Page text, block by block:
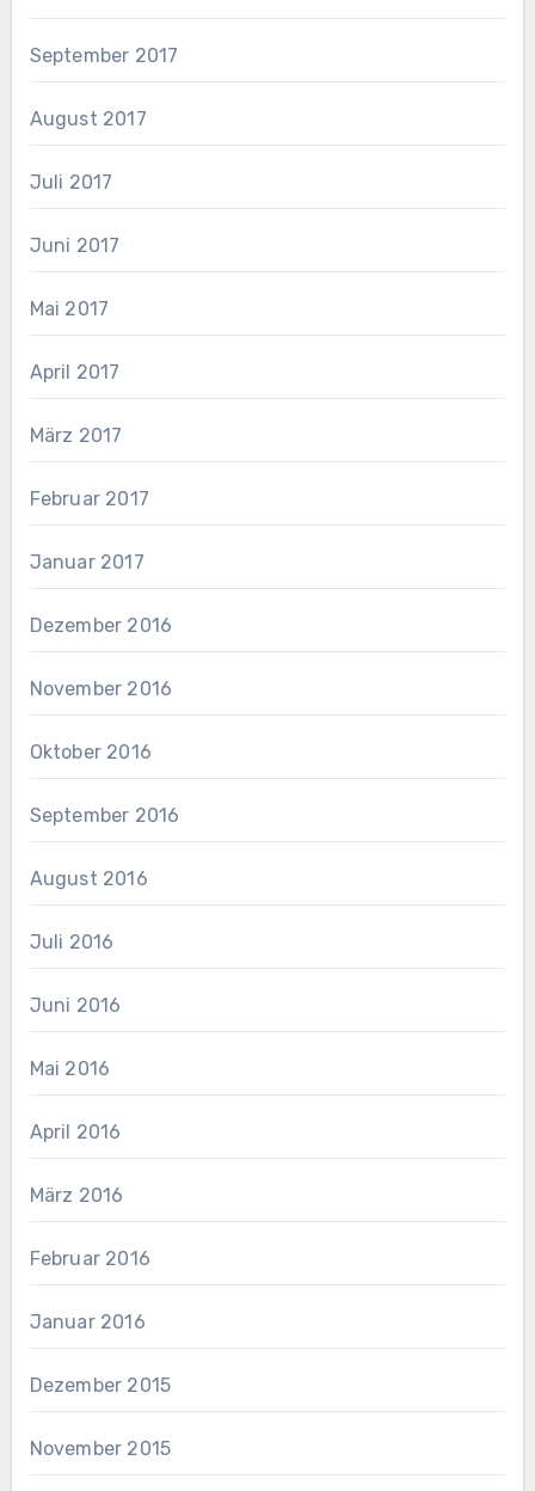
September 2017
August 2017
Juli 2017
Juni 2017
Mai 2017
April 2017
März 2017
Februar 2017
Januar 2017
Dezember 2016
November 2016
Oktober 2016
September 2016
August 2016
Juli 2016
Juni 2016
Mai 2016
April 2016
März 2016
Februar 2016
Januar 2016
Dezember 2015
November 2015